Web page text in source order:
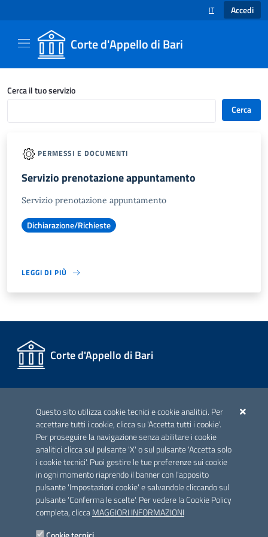
Questo sito utilizza cookie tecnici e cookie analitici. Per
accettare tutti i cookie, clicca su 'Accetta tutti i cookie'.
Per proseguire la navigazione senza abilitare i cookie
analitici clicca sul pulsante 'X' o sul pulsante 'Accetta solo
i cookie tecnici'. Puoi gestire le tue preferenze sui cookie
in ogni momento riaprendo il banner con l'apposito
pulsante 'Impostazioni cookie' e salvandole cliccando sul
pulsante 'Conferma le scelte'. Per vedere la Cookie Policy
completa, cliccaMAGGIORI INFORMAZIONI
SELEZIONE
IT Accedi
Corte d'Appello di Bari
Catalogo servizi - Corte d'Appello di Bari
Cerca il tuo servizio
Cerca
PERMESSI E DOCUMENTI
Servizio prenotazione appuntamento
Servizio prenotazione appuntamento
Dichiarazione/Richieste
LEGGI DI PIÙ
Corte d'Appello di Bari
I dati personali pubblicati sono riutilizzabili solo alle condizioni
previste dalla direttiva comunitaria 2003/98/CE e dal d.lgs.
36/2006